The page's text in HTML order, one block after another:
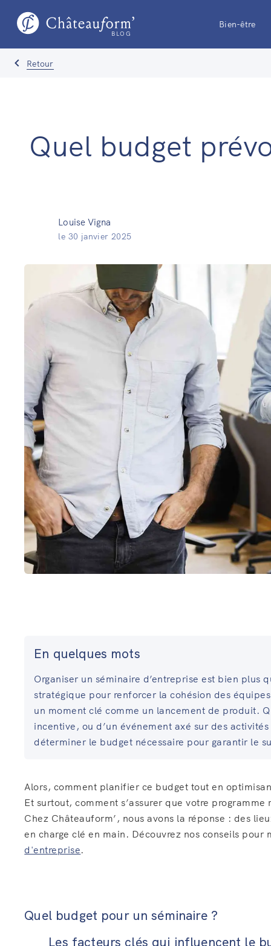
BLOG
Bien-être
Retour
Quel budget
Louise Vigna
le 30 janvier 2025
En quelques mots
Organiser un séminaire d’entreprise est bien plus
stratégique pour renforcer la cohésion des
un moment clé comme un lancement de produit.
incentive, ou d’un événement axé sur des
déterminer le budget nécessaire pour garantir le
Alors, comment planifier ce budget tout en
Et surtout, comment s’assurer que votre
Chez Châteauform’, nous avons la réponse : des
en charge clé en main. Découvrez nos conseils
d'entreprise.
Quel budget pour un séminaire ?
Les facteurs clés qui influencent le